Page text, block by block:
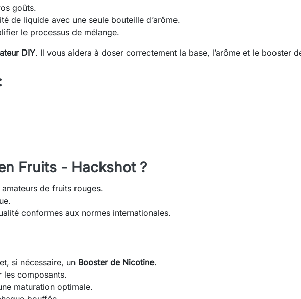
goûts.
de liquide avec une seule bouteille d’arôme.
le processus de mélange.
DIY. Il vous aidera à doser correctement la base, l’arôme et le booster
Fruits - Hackshot ?
de fruits rouges.
conformes aux normes internationales.
si nécessaire, un Booster de Nicotine.
les composants.
maturation optimale.